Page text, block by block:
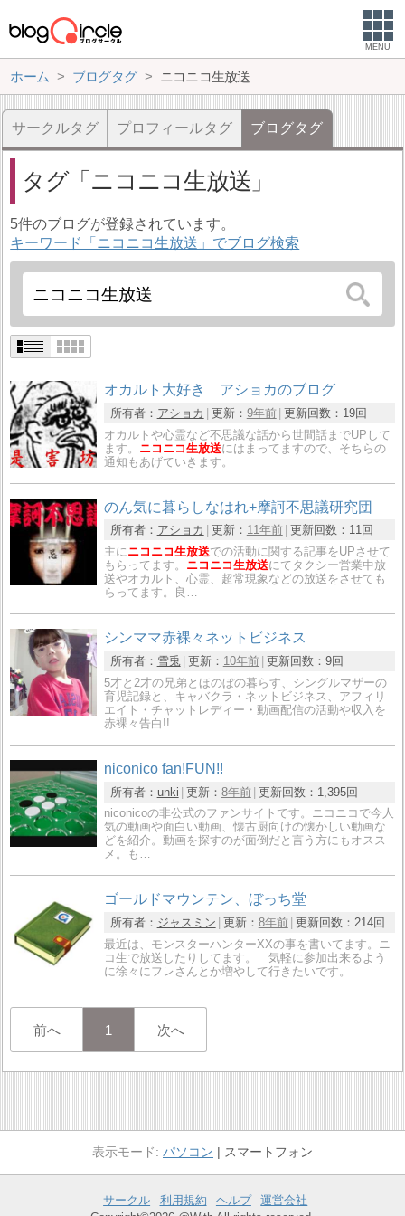
MENU
ホーム ブログタグ ニコニコ生放送
サークルタグ プロフィールタグ ブログタグ
タグ ニコニコ生放送
5件のブログが登録されています。
キーワード「ニコニコ生放送」でブログ検索
オカルト大好き アショカのブログ
所有者： アショカ 更新： 9年前 更新回数： 19回
オカルトや心霊など不思議な話から世間話までUPして
ます。 ニコニコ生放送にはまってますので、そちらの
通知もあげていきます。
のん気に暮らしなはれ+摩訶不思議研究団
所有者： アショカ 更新： 11年前 更新回数： 11回
主にニコニコ生放送での活動に関する記事をUPさせて
もらってます。 ニコニコ生放送にてタクシー営業中放
送やオカルト、心霊、超常現象などの放送をさせても
らってます。良…
シンママ赤裸々ネットビジネス
所有者： 雪兎 更新： 10年前 更新回数： 9回
5才と2才の兄弟とほのぼの暮らす、シングルマザーの
育児記録と、キャバクラ・ネットビジネス、アフィリ
エイト・チャットレディー・動画配信の活動や収入を
赤裸々告白!!…
niconico fan!FUN!!
所有者： unki 更新： 8年前 更新回数： 1,395回
niconicoの非公式のファンサイトです。ニコニコで今人
気の動画や面白い動画、懐古厨向けの懐かしい動画な
どを紹介。動画を探すのが面倒だと言う方にもオスス
メ。も…
ゴールドマウンテン、ぼっち堂
所有者： ジャスミン 更新： 8年前 更新回数： 214回
最近は、モンスターハンターXXの事を書いてます。ニ
コ生で放送したりしてます。 気軽に参加出来るよう
に徐々にフレさんとか増やして行きたいです。
前へ 1 次へ
パソコン スマートフォン
サークル 利用規約 ヘルプ
運営会社